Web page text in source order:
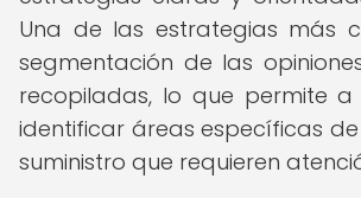
Una de las estrategias más
segmentación de las
recopiladas, lo que permite a
identificar áreas específicas
suministro que requieren